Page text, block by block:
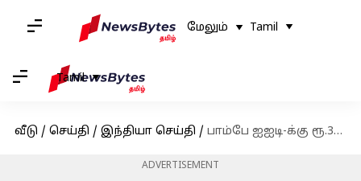
மேலும் Tamil
Tamil
வீடு / செய்தி / இந்தியா செய்தி / பாம்பே ஐஐடி-க்கு ரூ.315 கோடி நன்கொடை அளித்த இன்ஃபோசிஸ் நிறுவனத்தின் துணை நிறுவனர்
ADVERTISEMENT